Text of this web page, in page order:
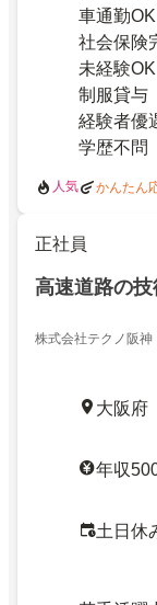
車通勤OK
社会保険
未経験OK
制服貸与
経験者優
学歴不問
人気 かんたん
正社員
高速道路の
株式会社テクノ阪神
大阪府
年収
土日休